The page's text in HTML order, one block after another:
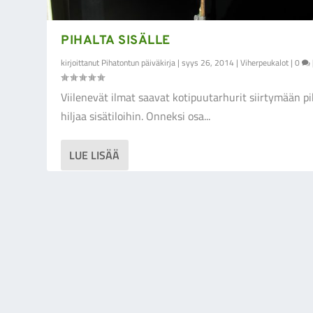
PIHALTA SISÄLLE
kirjoittanut Pihatontun päiväkirja |syys 26, 2014 |Viherpeukalot |0
Viilenevät ilmat saavat kotipuutarhurit siirtymään
hiljaa sisätiloihin. Onneksi osa...
LUE LISÄÄ